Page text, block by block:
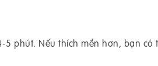
phút. Nếu thích mền hơn, bạn có